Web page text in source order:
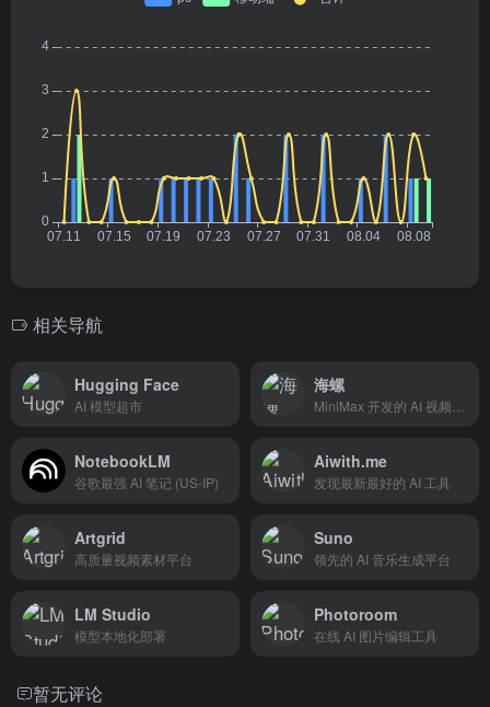
相关导航
Hugging Face
AI 模型超市
海螺
NotebookLM
谷歌最强 AI 笔记 (US-IP)
Aiwith.me
发现最新最好的 AI 工具
Artgrid
高质量视频素材平台
Suno
领先的 AI 音乐生成平台
LM Studio
模型本地化部署
Photoroom
在线 AI 图片编辑工具
暂无评论